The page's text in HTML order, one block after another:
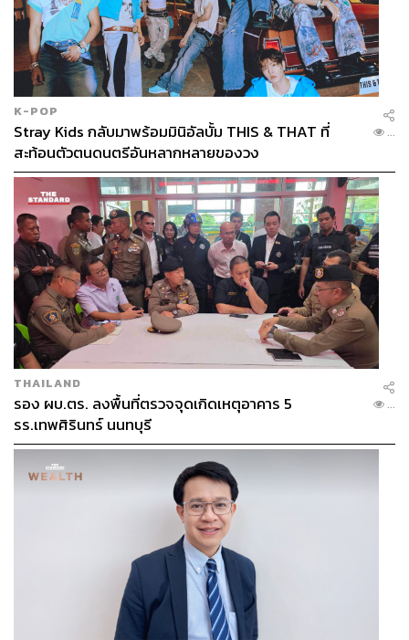
K-POP
Stray Kids กลับมาพร้อมมินิอัลบั้ม THIS & THAT ที่
สะท้อนตัวตนดนตรีอันหลากหลายของวง
...
THAILAND
รอง ผบ.ตร. ลงพื้นที่ตรวจจุดเกิดเหตุอาคาร 5
รร.เทพศิรินทร์ นนทบุรี
...